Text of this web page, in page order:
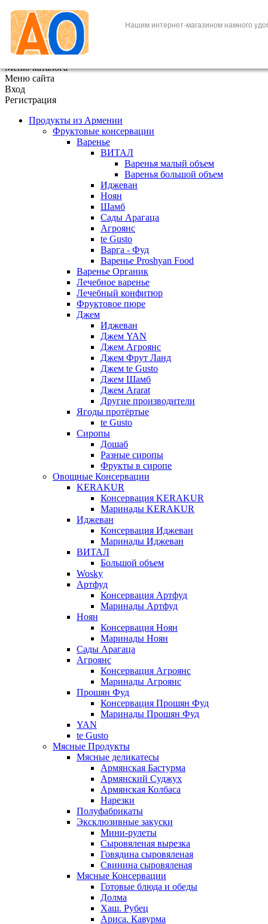
Нашим интернет-магазином намного
+7 (495) 646-888-1
В корзине 0 товаров
Меню каталога
Меню сайта
Вход
Регистрация
Продукты из Армении
Фруктовые консервации
Варенье
ВИТАЛ
Варенья малый объем
Варенья большой объем
Иджеван
Ноян
Шамб
Сады Арагаца
Агроянс
te Gusto
Варга - Фуд
Варенье Proshyan Food
Варенье Органик
Лечебное варенье
Лечебный конфитюр
Фруктовое пюре
Джем
Иджеван
Джем YAN
Джем Агроянс
Джем Фрут Ланд
Джем te Gusto
Джем Шамб
Джем Ararat
Другие производители
Ягоды протёртые
te Gusto
Сиропы
Дошаб
Разные сиропы
Фрукты в сиропе
Овощные Консервации
KERAKUR
Консервация KERAKUR
Маринады KERAKUR
Иджеван
Консервация Иджеван
Маринады Иджеван
ВИТАЛ
Большой объем
Wosky
Артфуд
Консервация Артфуд
Маринады Артфуд
Ноян
Консервация Ноян
Маринады Ноян
Сады Арагаца
Агроянс
Консервация Агроянс
Маринады Агроянс
Прошян Фуд
Консервация Прошян Фуд
Маринады Прошян Фуд
YAN
te Gusto
Мясные Продукты
Мясные деликатесы
Армянская Бастурма
Армянский Суджух
Армянская Колбаса
Нарезки
Полуфабрикаты
Эксклюзивные закуски
Мини-рулеты
Сыровяленая вырезка
Говядина сыровяленая
Свинина сыровяленая
Мясные Консервации
Готовые блюда и обеды
Долма
Хаш. Рубец
Ариса. Кавурма